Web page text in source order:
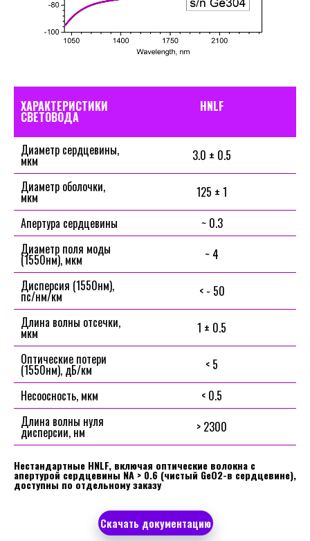
ХАРАКТЕРИСТИКИ
СВЕТОВОДА
HNLF
Диаметр сердцевины,
мкм
3.0 ± 0.5
Диаметр оболочки,
мкм
125 ± 1
Апертура сердцевины
~ 0.3
Диаметр поля моды
(1550нм), мкм
~ 4
Дисперсия (1550нм),
пс/нм/км
< - 50
Длина волны отсечки,
мкм
1 ± 0.5
Оптические потери
(1550нм), дБ/км
< 5
Несоосность, мкм
< 0.5
Длина волны нуля
дисперсии, нм > 2300
Нестандартные HNLF, включая оптические волокна с
апертурой сердцевины NA > 0.6 (чистый GeO2-в сердцевине),
доступны по отдельному заказу
Скачать документацию